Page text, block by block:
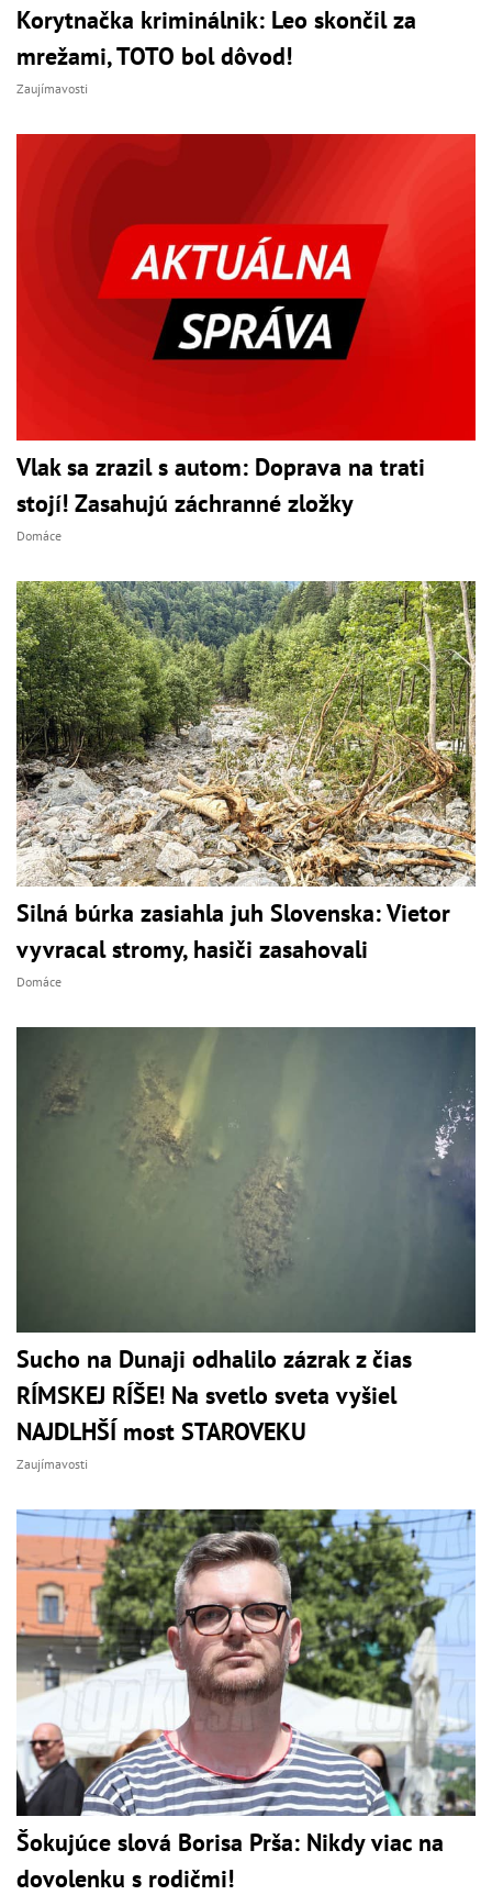
Korytnačka kriminálnik: Leo skončil za
mrežami, TOTO bol dôvod!
Zaujímavosti
Vlak sa zrazil s autom: Doprava na trati
stojí! Zasahujú záchranné zložky
Domáce
Silná búrka zasiahla juh Slovenska: Vietor
vyvracal stromy, hasiči zasahovali
Domáce
Sucho na Dunaji odhalilo zázrak z čias
RÍMSKEJ RÍŠE! Na svetlo sveta vyšiel
NAJDLHŠÍ most STAROVEKU
Zaujímavosti
Šokujúce slová Borisa Prša: Nikdy viac na
dovolenku s rodičmi!